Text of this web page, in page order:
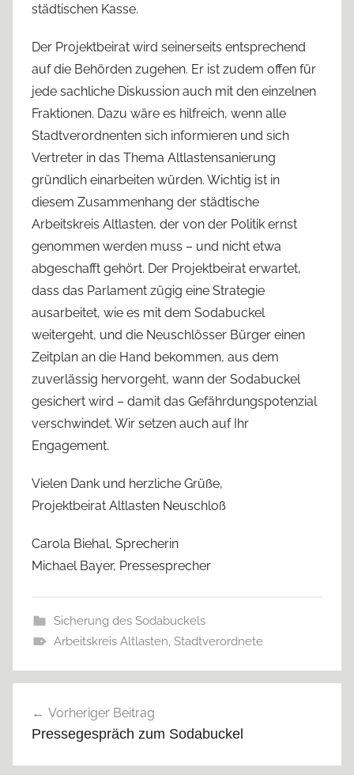
städtischen Kasse.
Der Projektbeirat wird seinerseits entsprechend
auf die Behörden zugehen. Er ist zudem offen für
jede sachliche Diskussion auch mit den einzelnen
Fraktionen. Dazu wäre es hilfreich, wenn alle
Stadtverordnenten sich informieren und sich
Vertreter in das Thema Altlastensanierung
gründlich einarbeiten würden. Wichtig ist in
diesem Zusammenhang der städtische
Arbeitskreis Altlasten, der von der Politik ernst
genommen werden muss – und nicht etwa
abgeschafft gehört. Der Projektbeirat erwartet,
dass das Parlament zügig eine Strategie
ausarbeitet, wie es mit dem Sodabuckel
weitergeht, und die Neuschlösser Bürger einen
Zeitplan an die Hand bekommen, aus dem
zuverlässig hervorgeht, wann der Sodabuckel
gesichert wird – damit das Gefährdungspotenzial
verschwindet. Wir setzen auch auf Ihr
Engagement.
Vielen Dank und herzliche Grüße,
Projektbeirat Altlasten Neuschloß
Carola Biehal, Sprecherin
Michael Bayer, Pressesprecher
Sicherung des Sodabuckels
Arbeitskreis Altlasten Stadtverordnete
Vorheriger Beitrag
Pressegespräch zum Sodabuckel